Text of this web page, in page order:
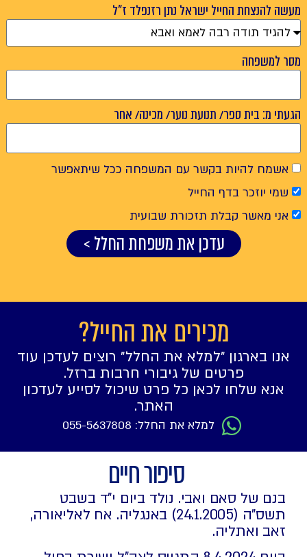
מעשה להנצחת החייל ישראל נתן רזנפלד ז"ל
מסר למשפחה
הגעתי מ: בית ספר/ תנועת נוער/ מכינה/ אחר
אשמח להיות בקשר עם המשפחה ככל שיתאפשר
שמי יוזכר בדף החייל
אני מאשר קבלת תזכורת שבועית
עדכן את משפחת החלל >
מכירים את החייל?
אנו בארגון ״למלא את החלל״ רוצים לעדכן עוד
פרטים של גיבורי חרבות ברזל.
אנא שלחו לכאן כל פרט שיכול לסייע לעדכון
האתר.
למלא את החלל: 055-5637808
סיפור חיים
בנם של סאם ואבי. נולד ביום י"ד בשבט
תשס"ה (24.1.2005) באנגליה. אח לאליאורה,
זאב ואתליה.